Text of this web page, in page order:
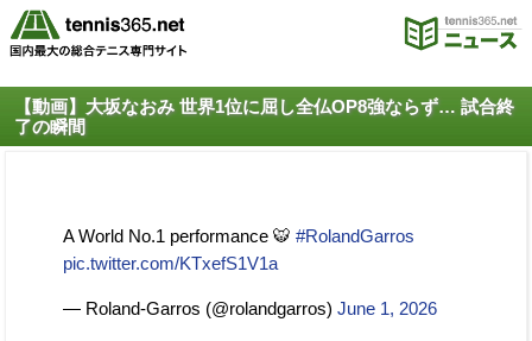
【動画】大坂なおみ 世界1位に屈し全仏OP8強ならず… 試合終
了の瞬間
A World No.1 performance 🐯 #RolandGarros
pic.twitter.com/KTxefS1V1a
— Roland-Garros (@rolandgarros) June 1, 2026